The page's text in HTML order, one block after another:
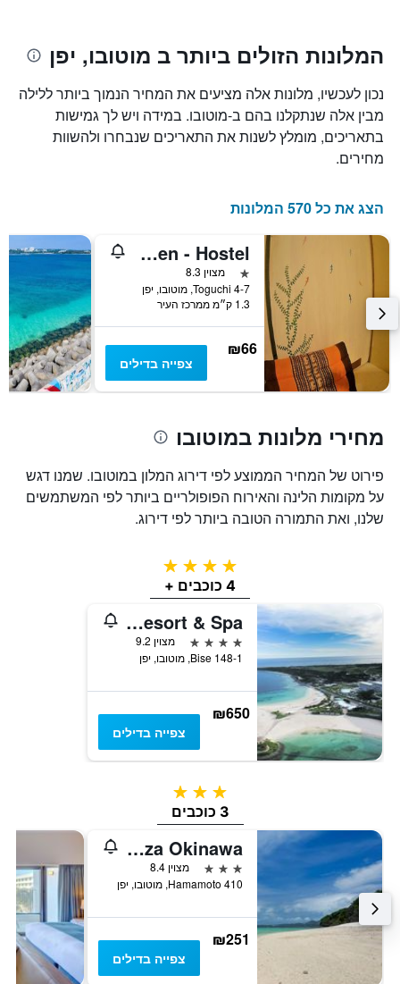
המחיר
של
חדר
במהלך
סוף
השבוע
בימים
האחרונים
X
את
מספר
הימים
שנותרו
עד
התרשים
כולל
המציג
מחיר
הממוצע
של
חדר
המלונות הזולים ביותר ב מוטובו, יפן
נכון לעכשיו, מלונות אלה מציעים את המחיר הנמוך ביותר ללילה
מבין אלה שנתקלנו בהם ב-מוטובו. במידה ויש לך גמישות
בתאריכים, מומלץ לשנות את התאריכים שנבחרו ולהשוות
מחירים.
הצג את כל 570 המלונות
Guesthouse Nandeyanen - Hostel
כוכב 1מצוין 8.3
4-7 Toguchi, מוטובו, יפן
1.3 ק״מ ממרכז העיר
₪66
צפייה בדילים
מחירי מלונות במוטובו
פירוט של המחיר הממוצע לפי דירוג המלון במוטובו. שמנו דגש
על מקומות הלינה והאירוח הפופולריים ביותר לפי המשתמשים
שלנו, ואת התמורה הטובה ביותר לפי דירוג.
4 כוכבים
4 כוכבים +
The Orion Hotel Motobu Resort & Spa
4 כוכבים
מצוין 9.2
148-1 Bise, מוטובו, יפן
₪650
צפייה בדילים
3 כוכבים
3 כוכבים
Marine Piazza Okinawa
3 כוכבים
מצוין 8.4
410 Hamamoto, מוטובו, יפן
₪251
צפייה בדילים